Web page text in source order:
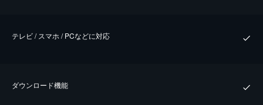
テレビ / スマホ / PCなどに対応
ダウンロード機能